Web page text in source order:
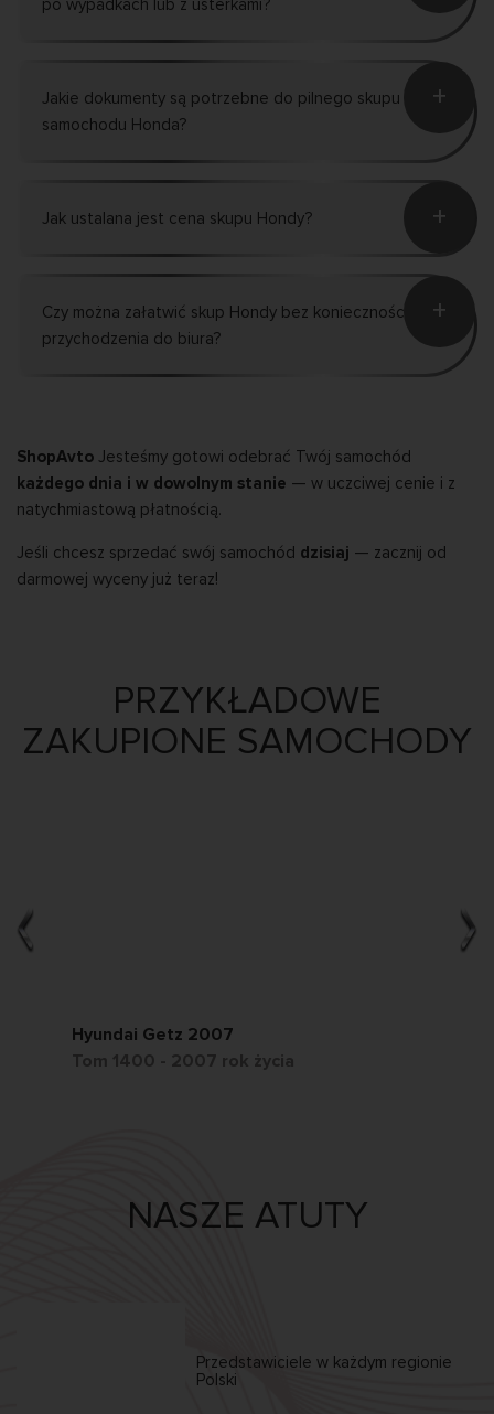
Jakie dokumenty są potrzebne do pilnego skupu
samochodu Honda?
+
Jak ustalana jest cena skupu Hondy? +
Czy można załatwić skup Hondy bez konieczności
przychodzenia do biura?
+
ShopAvto Jesteśmy gotowi odebrać Twój samochód
każdego dnia i w dowolnym stanie — w uczciwej cenie i z
natychmiastową płatnością.
Jeśli chcesz sprzedać swój samochód dzisiaj — zacznij od
darmowej wyceny już teraz!
PRZYKŁADOWE
ZAKUPIONE SAMOCHODY
Hyundai Getz 2007
Tom 1400 - 2007 rok życia
NASZE ATUTY
Przedstawiciele w każdym regionie
Polski